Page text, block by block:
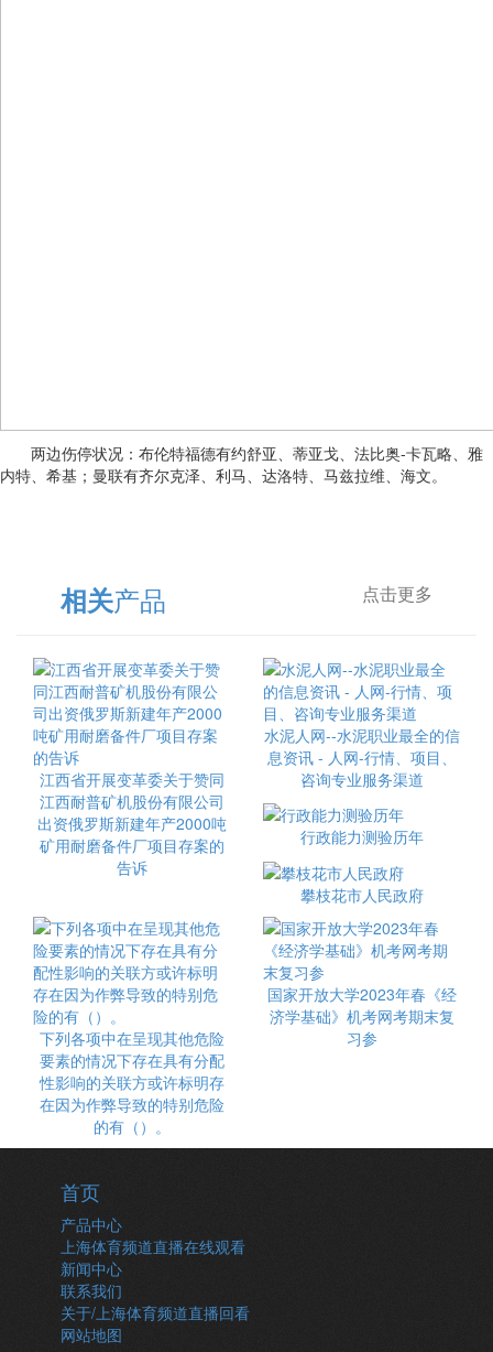
两边伤停状况：布伦特福德有约舒亚、蒂亚戈、法比奥-卡瓦略、雅
内特、希基；曼联有齐尔克泽、利马、达洛特、马兹拉维、海文。
相关产品 点击更多
江西省开展变革委关于赞同
江西耐普矿机股份有限公司
出资俄罗斯新建年产2000吨
矿用耐磨备件厂项目存案的
告诉
水泥人网--水泥职业最全的信
息资讯 - 人网-行情、项目、
咨询专业服务渠道
行政能力测验历年
攀枝花市人民政府
下列各项中在呈现其他危险
要素的情况下存在具有分配
性影响的关联方或许标明存
在因为作弊导致的特别危险
的有（）。
国家开放大学2023年春《经
济学基础》机考网考期末复
习参
首页
产品中心
上海体育频道直播在线观看
新闻中心
联系我们
关于/上海体育频道直播回看
网站地图